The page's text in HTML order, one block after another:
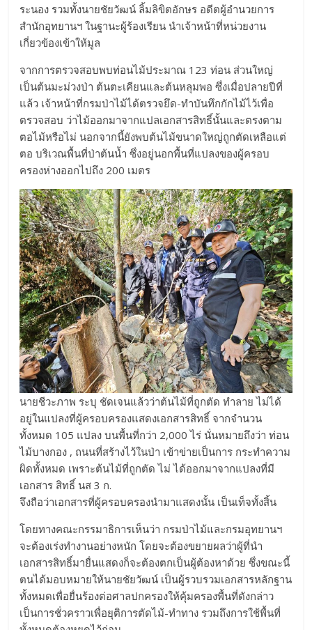
ระนอง รวมทั้งนายชัยวัฒน์ ลิ้มลิขิตอักษร อดีตผู้อำนวยการ
สำนักอุทยานฯ ในฐานะผู้ร้องเรียน นำเจ้าหน้าที่หน่วยงาน
เกี่ยวข้องเข้าให้มูล
จากการตรวจสอบพบท่อนไม้ประมาณ 123 ท่อน ส่วนใหญ่
เป็นต้นมะม่วงป่า ต้นตะเคียนและต้นหลุมพอ ซึ่งเมื่อปลายปีที่
แล้ว เจ้าหน้าที่กรมป่าไม้ได้ตรวจยึด-ทำบันทึกกักไม้ไว้เพื่อ
ตรวจสอบ ว่าไม้ออกมาจากแปลเอกสารสิทธิ์นั้นและตรงตาม
ตอไม้หรือไม่ นอกจากนี้ยังพบต้นไม้ขนาดใหญ่ถูกตัดเหลือแต่
ตอ บริเวณพื้นที่ป่าต้นน้ำ ซึ่งอยู่นอกพื้นที่แปลงของผู้ครอบ
ครองห่างออกไปถึง 200 เมตร
นายชีวะภาพ ระบุ ชัดเจนแล้วว่าต้นไม้ที่ถูกตัด ทำลาย ไม่ได้
อยู่ในแปลงที่ผู้ครอบครองแสดงเอกสารสิทธิ์ จากจำนวน
ทั้งหมด 105 แปลง บนพื้นที่กว่า 2,000 ไร่ นั่นหมายถึงว่า ท่อน
ไม้บางกอง , ถนนที่สร้างไว้ในป่า เข้าข่ายเป็นการ กระทำความ
ผิดทั้งหมด เพราะต้นไม้ที่ถูกตัด ไม่ ได้ออกมาจากแปลงที่มี
เอกสาร สิทธิ์ นส 3 ก.
จึงถือว่าเอกสารที่ผู้ครอบครองนำมาแสดงนั้น เป็นเท็จทั้งสิ้น
โดยทางคณะกรรมาธิการเห็นว่า กรมป่าไม้และกรมอุทยานฯ
จะต้องเร่งทำงานอย่างหนัก โดยจะต้องขยายผลว่าผู้ที่นำ
เอกสารสิทธิ์มายื่นแสดงก็จะต้องตกเป็นผู้ต้องหาด้วย ซึ่งขณะนี้
ตนได้มอบหมายให้นายชัยวัฒน์ เป็นผู้รวบรวมเอกสารหลักฐาน
ทั้งหมดเพื่อยื่นร้องต่อศาลปกครองให้คุ้มครองพื้นที่ดังกล่าว
เป็นการชั่วคราวเพื่อยุติการตัดไม้-ทำทาง รวมถึงการใช้พื้นที่